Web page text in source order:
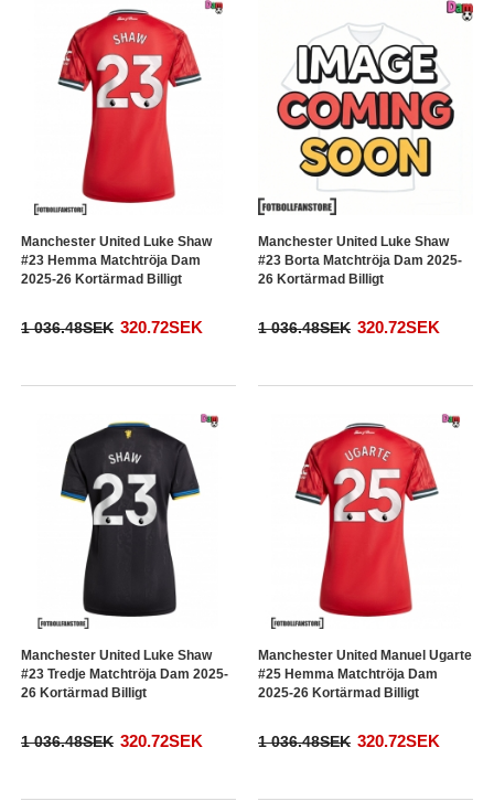
Manchester United Luke Shaw
#23 Hemma Matchtröja Dam
2025-26 Kortärmad Billigt
1 036.48SEK 320.72SEK
Manchester United Luke Shaw
#23 Borta Matchtröja Dam 2025-
26 Kortärmad Billigt
1 036.48SEK 320.72SEK
Manchester United Luke Shaw
#23 Tredje Matchtröja Dam 2025-
26 Kortärmad Billigt
1 036.48SEK 320.72SEK
Manchester United Manuel Ugarte
#25 Hemma Matchtröja Dam
2025-26 Kortärmad Billigt
1 036.48SEK 320.72SEK